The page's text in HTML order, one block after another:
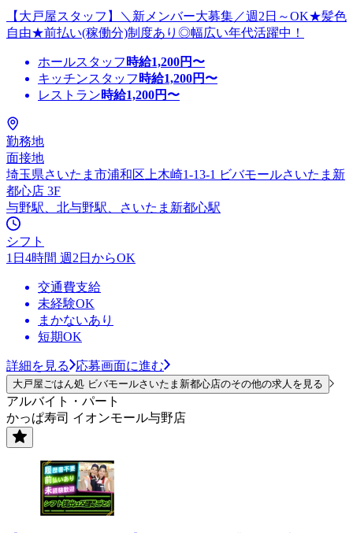
【大戸屋スタッフ】＼新メンバー大募集／週2日～OK★髪色
自由★前払い(稼働分)制度あり◎幅広い年代活躍中！
ホールスタッフ 時給1,200円〜
キッチンスタッフ 時給1,200円〜
レストラン時給1,200円〜
勤務地
面接地
埼玉県さいたま市浦和区上木崎1-13-1 ビバモールさいたま新
都心店 3F
与野駅、北与野駅、さいたま新都心駅
シフト
1日4時間 週2日からOK
交通費支給
未経験OK
まかないあり
短期OK
詳細を見る 応募画面に進む
大戸屋ごはん処 ビバモールさいたま新都心店のその他の求人を見る
アルバイト・パート
かっぱ寿司 イオンモール与野店